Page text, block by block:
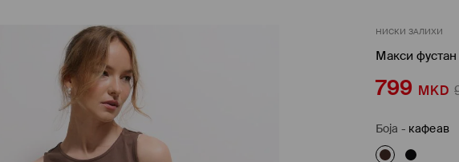
НИСКИ ЗАЛИХИ
Макси фустан
799 MKD
Боја - кафеав